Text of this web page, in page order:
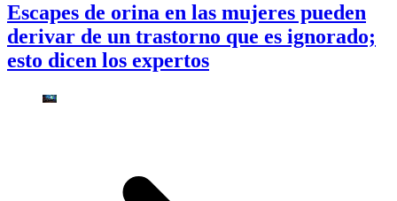
Escapes de orina en las mujeres pueden
derivar de un trastorno que es ignorado;
esto dicen los expertos